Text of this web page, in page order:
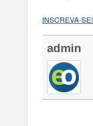
INSCREVA-SE!
admin